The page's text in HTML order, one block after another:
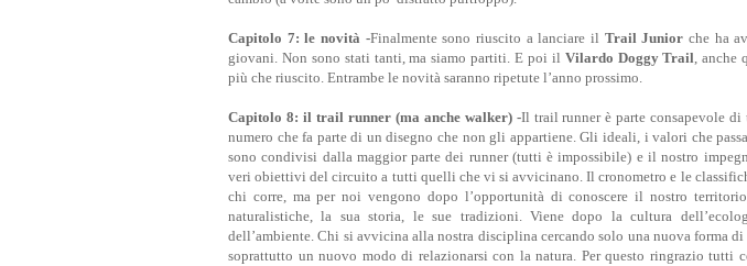
Capitolo 7: le novità -Finalmente sono riuscito a lanciare il Trail Junior che ha
giovani. Non sono stati tanti, ma siamo partiti. E poi il Vilardo Doggy Trail, anche
più che riuscito. Entrambe le novità saranno ripetute l’anno prossimo.
Capitolo 8: il trail runner (ma anche walker) -Il trail runner è parte consapevole di
numero che fa parte di un disegno che non gli appartiene. Gli ideali, i valori che
sono condivisi dalla maggior parte dei runner (tutti è impossibile) e il nostro
veri obiettivi del circuito a tutti quelli che vi si avvicinano. Il cronometro e le
chi corre, ma per noi vengono dopo l’opportunità di conoscere il nostro
naturalistiche, la sua storia, le sue tradizioni. Viene dopo la cultura
dell’ambiente. Chi si avvicina alla nostra disciplina cercando solo una nuova forma
soprattutto un nuovo modo di relazionarsi con la natura. Per questo ringrazio tutti